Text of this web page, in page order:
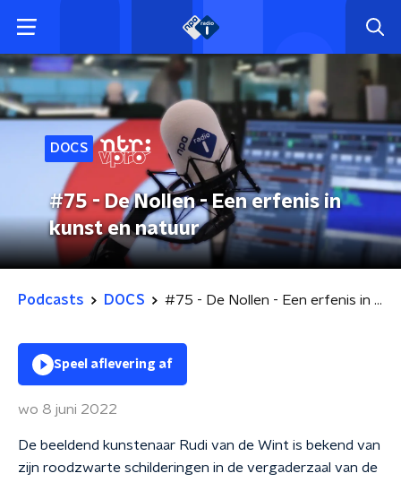
DOCS
#75 - De Nollen - Een erfenis in
kunst en natuur
Podcasts DOCS #75 - De Nollen - Een erfenis in kunst en natuur
Speel aflevering af
wo 8 juni 2022
De beeldend kunstenaar Rudi van de Wint is bekend van
zijn roodzwarte schilderingen in de vergaderzaal van de